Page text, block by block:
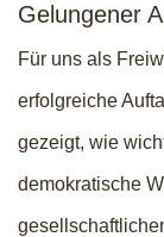
Gelungener
Für uns als
erfolgreiche
gezeigt, wie
demokratische